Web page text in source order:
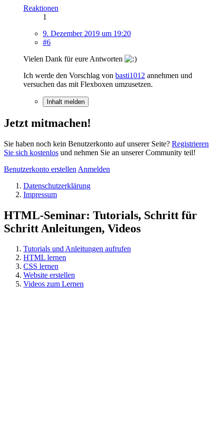
Reaktionen
1
9. Dezember 2019 um 19:20
#6
Vielen Dank für eure Antworten
Ich werde den Vorschlag von basti1012 annehmen und
versuchen das mit Flexboxen umzusetzen.
Inhalt melden
Jetzt mitmachen!
Sie haben noch kein Benutzerkonto auf unserer Seite? Registrieren
Sie sich kostenlos und nehmen Sie an unserer Community teil!
Benutzerkonto erstellen Anmelden
Datenschutzerklärung
Impressum
HTML-Seminar: Tutorials, Schritt für
Schritt Anleitungen, Videos
Tutorials und Anleitungen aufrufen
HTML lernen
CSS lernen
Website erstellen
Videos zum Lernen